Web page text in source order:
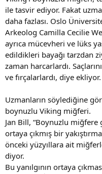
ile tasvir ediyor. Fakat
daha fazlası. Oslo
Arkeolog Camilla Cecilie
ayrıca mücevheri ve lüks
edildikleri bayağı tarzdan
zaman harcarlardı.
ve fırçalarlardı, diye ekliyor.
Uzmanların söylediğine
boynuzlu Viking miğferi.
Jan Bill, “Boynuzlu
ortaya çıkmış bir
önceki yüzyıllara ait
diyor.
Bu yanılgının ortaya